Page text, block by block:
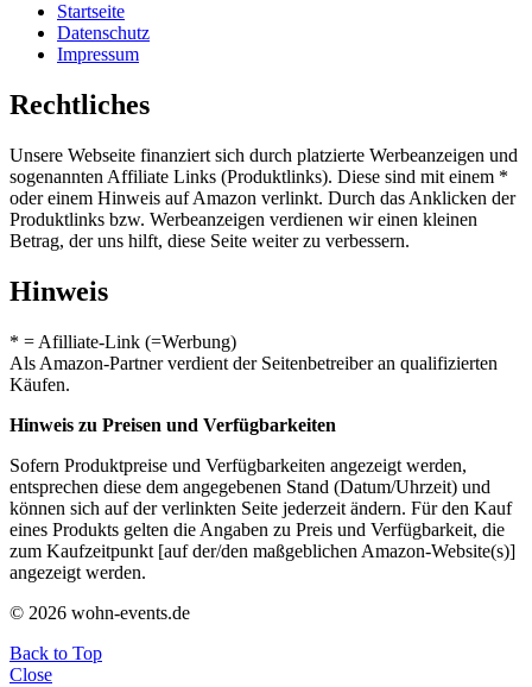
Startseite
Datenschutz
Impressum
Rechtliches
Unsere Webseite finanziert sich durch platzierte Werbeanzeigen und
sogenannten Affiliate Links (Produktlinks). Diese sind mit einem *
oder einem Hinweis auf Amazon verlinkt. Durch das Anklicken der
Produktlinks bzw. Werbeanzeigen verdienen wir einen kleinen
Betrag, der uns hilft, diese Seite weiter zu verbessern.
Hinweis
* = Afilliate-Link (=Werbung)
Als Amazon-Partner verdient der Seitenbetreiber an qualifizierten
Käufen.
Hinweis zu Preisen und Verfügbarkeiten
Sofern Produktpreise und Verfügbarkeiten angezeigt werden,
entsprechen diese dem angegebenen Stand (Datum/Uhrzeit) und
können sich auf der verlinkten Seite jederzeit ändern. Für den Kauf
eines Produkts gelten die Angaben zu Preis und Verfügbarkeit, die
zum Kaufzeitpunkt [auf der/den maßgeblichen Amazon-Website(s)]
angezeigt werden.
© 2026 wohn-events.de
Back to Top
Close